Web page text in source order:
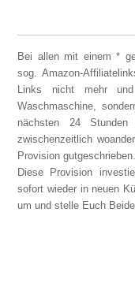
Bei allen mit einem *
sog. Amazon-
Links nicht mehr
Waschmaschine,
nächsten 24
zwischenzeitlich
Provision gutgeschrieben.
Diese Provision
sofort wieder in neuen
um und stelle Euch